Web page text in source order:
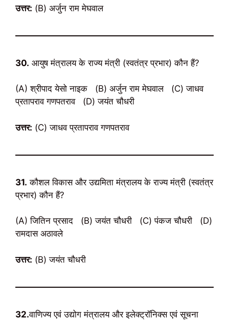
उत्तर: (B) अर्जुन राम मेघवाल
30. आयुष मंत्रालय के राज्य मंत्री (स्वतंत्र प्रभार) कौन हैं?
(A) श्रीपाद येसो नाइक (B) अर्जुन राम मेघवाल (C) जाधव
प्रतापराव गणपतराव (D) जयंत चौधरी
उत्तर: (C) जाधव प्रतापराव गणपतराव
31. कौशल विकास और उद्यमिता मंत्रालय के राज्य मंत्री (स्वतंत्र
प्रभार) कौन हैं?
(A) जितिन प्रसाद (B) जयंत चौधरी (C) पंकज चौधरी (D)
रामदास अठावले
उत्तर: (B) जयंत चौधरी
32.वाणिज्य एवं उद्योग मंत्रालय और इलेक्ट्रॉनिक्स एवं सूचना